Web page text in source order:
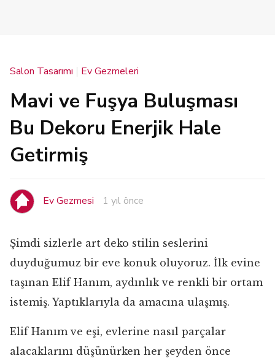
Salon Tasarımı Ev Gezmeleri
Mavi ve Fuşya Buluşması
Bu Dekoru Enerjik Hale
Getirmiş
Ev Gezmesi 1 yıl önce
Şimdi sizlerle art deko stilin seslerini
duyduğumuz bir eve konuk oluyoruz. İlk evine
taşınan Elif Hanım, aydınlık ve renkli bir ortam
istemiş. Yaptıklarıyla da amacına ulaşmış.
Elif Hanım ve eşi, evlerine nasıl parçalar
alacaklarını düşünürken her şeyden önce